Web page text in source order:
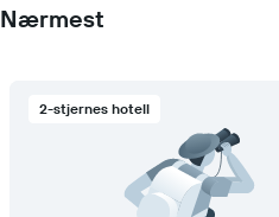
Nærmest
2-stjernes hotell